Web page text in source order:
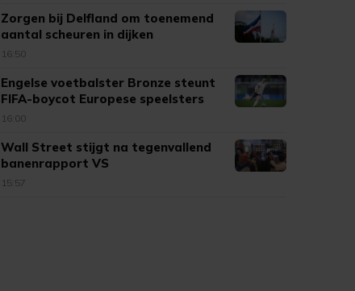
Zorgen bij Delfland om toenemend
aantal scheuren in dijken
16:50
Engelse voetbalster Bronze steunt
FIFA-boycot Europese speelsters
16:00
Wall Street stijgt na tegenvallend
banenrapport VS
15:57